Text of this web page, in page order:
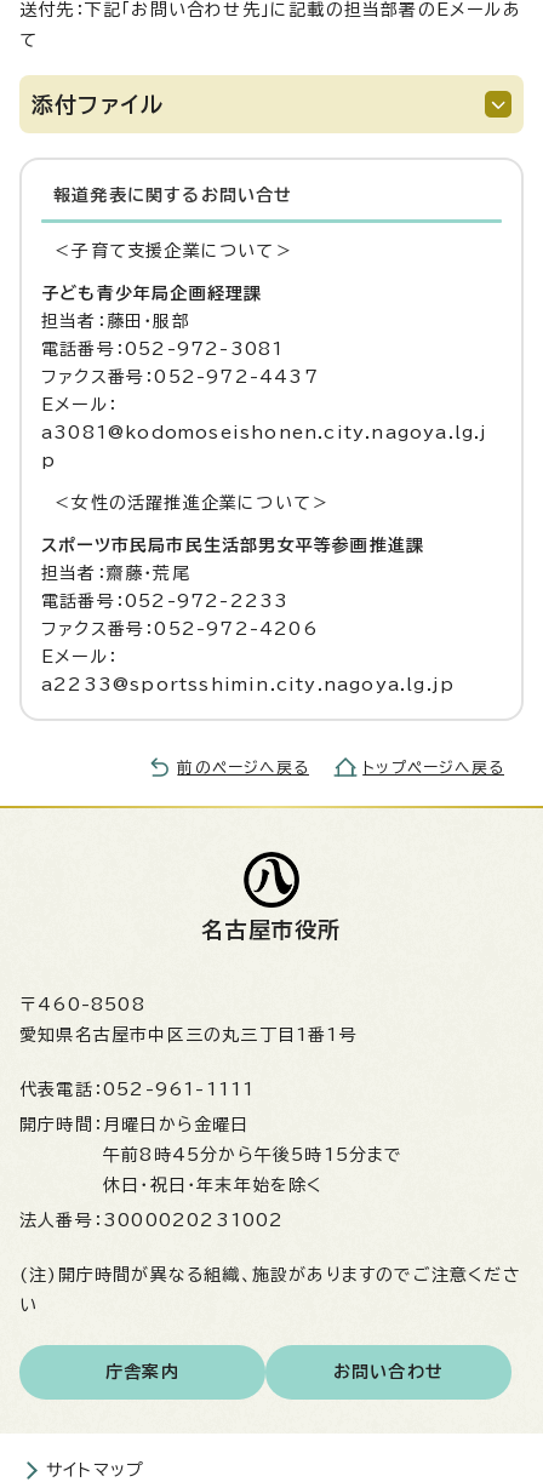
送付先：下記「お問い合わせ先」に記載の担当部署のEメールあ
て
添付ファイル
報道発表に関するお問い合せ
＜子育て支援企業について＞
子ども青少年局企画経理課
担当者：藤田・服部
電話番号：052-972-3081
ファクス番号：052-972-4437
Eメール：
a3081@kodomoseishonen.city.nagoya.lg.j
p
＜女性の活躍推進企業について＞
スポーツ市民局市民生活部男女平等参画推進課
担当者：齋藤・荒尾
電話番号：052-972-2233
ファクス番号：052-972-4206
Eメール：
a2233@sportsshimin.city.nagoya.lg.jp
前のページへ戻る トップページへ戻る
名古屋市役所
〒460-8508
愛知県名古屋市中区三の丸三丁目1番1号
代表電話： 052-961-1111
開庁時間： 月曜日から金曜日
午前8時45分から午後5時15分まで
休日・祝日・年末年始を除く
法人番号： 3000020231002
(注)開庁時間が異なる組織、施設がありますのでご注意くださ
い
庁舎案内 お問い合わせ
サイトマップ